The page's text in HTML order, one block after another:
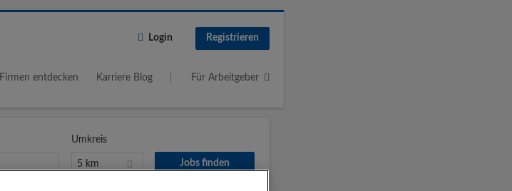
Login Registrieren
Firmen entdecken Karriere Blog Für Arbeitgeber
Umkreis
5 km